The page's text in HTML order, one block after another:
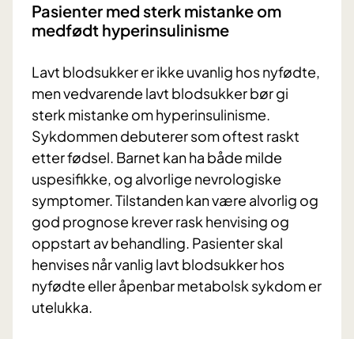
Pasienter med sterk mistanke om
medfødt hyperinsulinisme
Lavt blodsukker er ikke uvanlig hos nyfødte,
men vedvarende lavt blodsukker bør gi
sterk mistanke om hyperinsulinisme.
Sykdommen debuterer som oftest raskt
etter fødsel. Barnet kan ha både milde
uspesifikke, og alvorlige nevrologiske
symptomer. Tilstanden kan være alvorlig og
god prognose krever rask henvising og
oppstart av behandling. Pasienter skal
henvises når vanlig lavt blodsukker hos
nyfødte eller åpenbar metabolsk sykdom er
utelukka.